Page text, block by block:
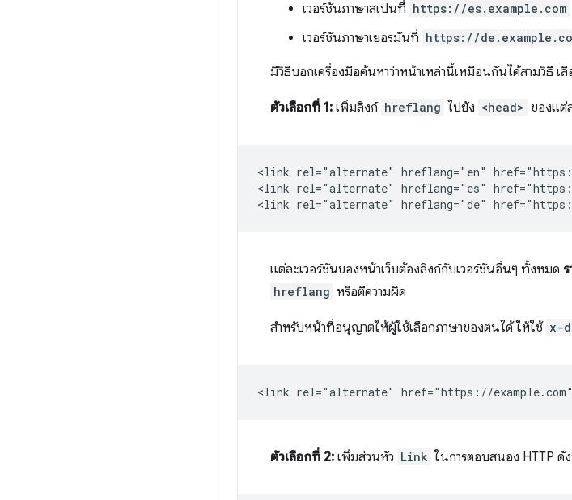
เวอร์ชันภาษาสเปนที่ https://es.example.com
เวอร์ชันภาษาเยอรมันที่ https://
มีวิธีบอกเครื่องมือค้นหาว่าหน้าเหล่านี้เหมือนกันได้สามวิธี
ตัวเลือกที่ 1: เพิ่มลิงก์ hreflang ไปยัง <head> ของแต่
<link rel="alternate" hreflang="en"
<link rel="alternate" hreflang="es"
แต่ละเวอร์ชันของหน้าเว็บต้องลิงก์กับเวอร์ชันอื่นๆ ทั้งหมด
hreflang หรือตีความผิด
สำหรับหน้าที่อนุญาตให้ผู้ใช้เลือกภาษาของตนได้ ให้ใช้ x-
ตัวเลือกที่ 2: เพิ่มส่วนหัว Link ในการตอบสนอง HTTP ดั